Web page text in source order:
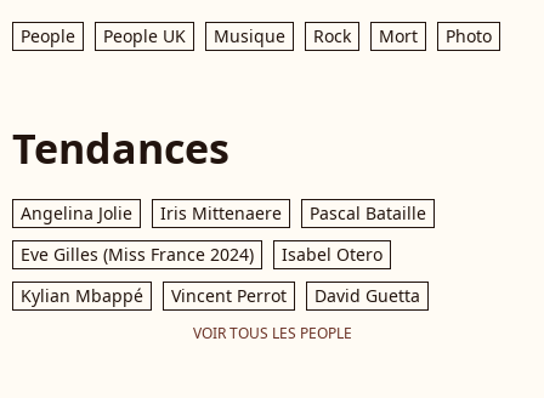
People People UK Musique Rock Mort Photo
Tendances
Angelina Jolie Iris Mittenaere
Pascal Bataille
Eve Gilles (Miss France 2024)
Isabel Otero
Kylian Mbappé
Vincent Perrot David Guetta
VOIR TOUS LES PEOPLE